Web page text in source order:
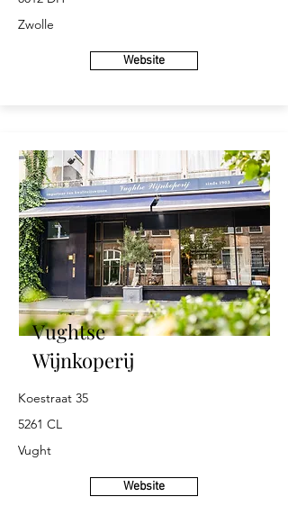
Zwolle
Website
Vughtse
Wijnkoperij
Koestraat 35
5261 CL
Vught
Website